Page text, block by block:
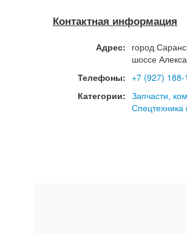
Контактная информация
Адрес: город
шоссе
Телефоны: +7 (927) 188-
Категории: Запчасти,
Спецтехника